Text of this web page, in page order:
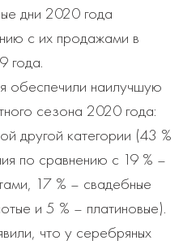
дни 2020 года
с их продажами в
года.
обеспечили наилучшую
сезона 2020 года:
другой категории (43 %
по сравнению с 19 % –
17 % – свадебные
и 5 % – платиновые).
что у серебряных